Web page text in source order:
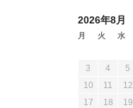
2026年8月
月 火 水
3
4 5
10
11 12
17
18 19